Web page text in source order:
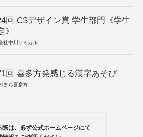
回 CSデザイン賞 学生部門《学生
》
社中川ケミカル
回 喜多方発感じる漢字あそび
まち喜多方
際は、必ず公式ホームページにて